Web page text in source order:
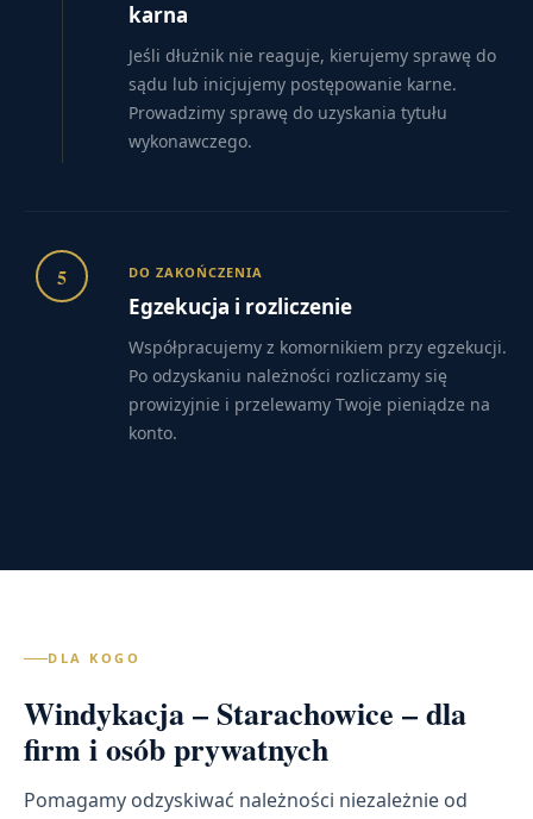
karna
Jeśli dłużnik nie reaguje, kierujemy sprawę do
sądu lub inicjujemy postępowanie karne.
Prowadzimy sprawę do uzyskania tytułu
wykonawczego.
5 DO ZAKOŃCZENIA
Egzekucja i rozliczenie
Współpracujemy z komornikiem przy egzekucji.
Po odzyskaniu należności rozliczamy się
prowizyjnie i przelewamy Twoje pieniądze na
konto.
DLA KOGO
Windykacja – Starachowice – dla
firm i osób prywatnych
Pomagamy odzyskiwać należności niezależnie od